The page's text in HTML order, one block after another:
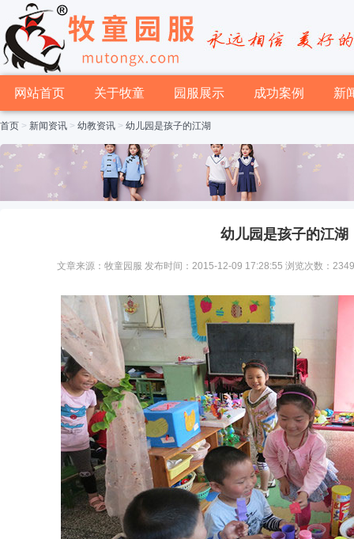
网站首页 关于牧童 园服展示 成功案例 新
首页 > 新闻资讯 > 幼教资讯 > 幼儿园是孩子的江湖
幼儿园是孩子的江湖
文章来源：牧童园服 发布时间：2015-12-09 17:28:55 浏览次数：2349